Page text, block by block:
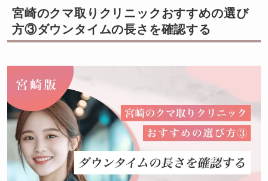
宮崎のクマ取りクリニックおすすめの選び
方③ダウンタイムの長さを確認する